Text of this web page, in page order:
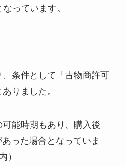
っています。
条件として「古物商許可
りました。
能時期もあり、購入後
った場合となっていま
）